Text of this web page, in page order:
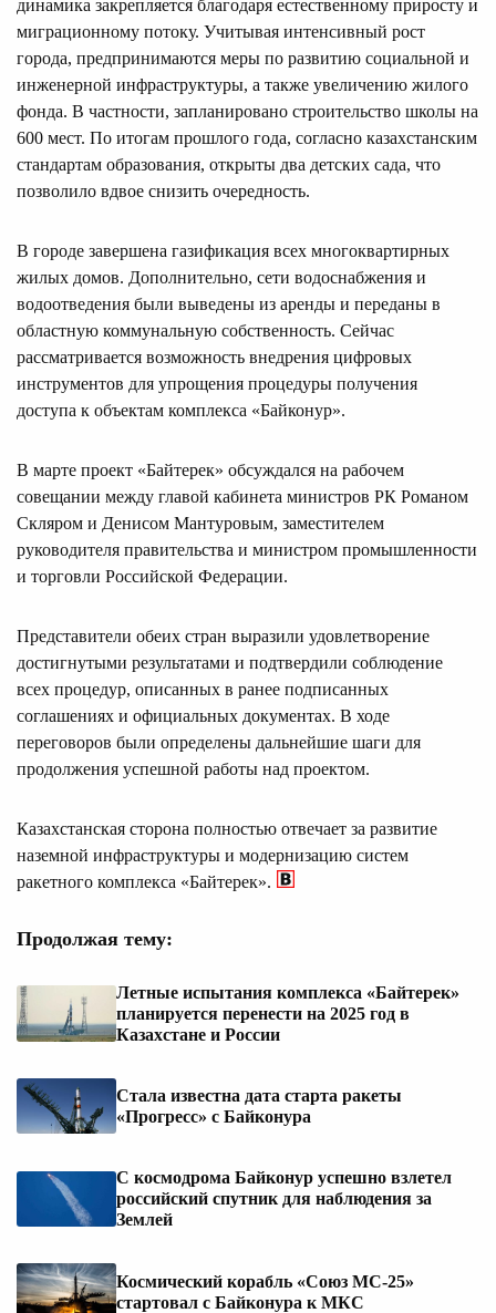
динамика закрепляется благодаря естественному приросту и
миграционному потоку. Учитывая интенсивный рост
города, предпринимаются меры по развитию социальной и
инженерной инфраструктуры, а также увеличению жилого
фонда. В частности, запланировано строительство школы на
600 мест. По итогам прошлого года, согласно казахстанским
стандартам образования, открыты два детских сада, что
позволило вдвое снизить очередность.
В городе завершена газификация всех многоквартирных
жилых домов. Дополнительно, сети водоснабжения и
водоотведения были выведены из аренды и переданы в
областную коммунальную собственность. Сейчас
рассматривается возможность внедрения цифровых
инструментов для упрощения процедуры получения
доступа к объектам комплекса «Байконур».
В марте проект «Байтерек» обсуждался на рабочем
совещании между главой кабинета министров РК Романом
Скляром и Денисом Мантуровым, заместителем
руководителя правительства и министром промышленности
и торговли Российской Федерации.
Представители обеих стран выразили удовлетворение
достигнутыми результатами и подтвердили соблюдение
всех процедур, описанных в ранее подписанных
соглашениях и официальных документах. В ходе
переговоров были определены дальнейшие шаги для
продолжения успешной работы над проектом.
Казахстанская сторона полностью отвечает за развитие
наземной инфраструктуры и модернизацию систем
ракетного комплекса «Байтерек».
Продолжая тему:
Летные испытания комплекса «Байтерек»
планируется перенести на 2025 год в
Казахстане и России
Стала известна дата старта ракеты
«Прогресс» с Байконура
С космодрома Байконур успешно взлетел
российский спутник для наблюдения за
Землей
Космический корабль «Союз МС-25»
стартовал с Байконура к МКС